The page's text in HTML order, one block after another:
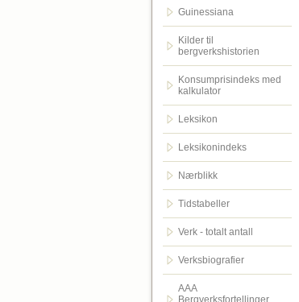
Guinessiana
Kilder til
bergverkshistorien
Konsumprisindeks med
kalkulator
Leksikon
Leksikonindeks
Nærblikk
Tidstabeller
Verk - totalt antall
Verksbiografier
AAA
Bergverksfortellinger.